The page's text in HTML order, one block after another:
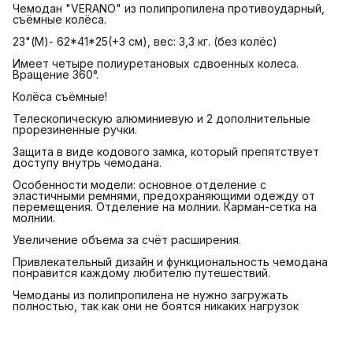
Чемодан "VERANO" из полипропилена противоударный,
съёмные колёса.
23"(М)- 62*41*25(+3 см), вес: 3,3 кг. (без колёс)
Имеет четыре полиуретановых сдвоенных колеса.
Вращение 360°.
Колёса съёмные!
Телескопическую алюминиевую и 2 дополнительные
прорезиненные ручки.
Защита в виде кодового замка, который препятствует
доступу внутрь чемодана.
Особенности модели: основное отделение с
эластичными ремнями, предохраняющими одежду от
перемещения. Отделение на молнии. Карман-сетка на
молнии.
Увеличение объема за счёт расширения.
Привлекательный дизайн и функциональность чемодана
понравится каждому любителю путешествий.
Чемоданы из полипропилена не нужно загружать
полностью, так как они не боятся никаких нагрузок